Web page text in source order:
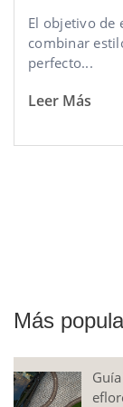
El objetivo de
combinar
perfecto...
Leer Más
Más